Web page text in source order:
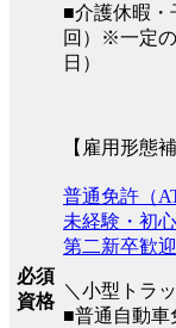
■介護休暇・
回）※一定
日）
【雇用形態
必須
資格
普通免許（
未経験・初
第二新卒歓迎
＼小型トラ
■普通自動車